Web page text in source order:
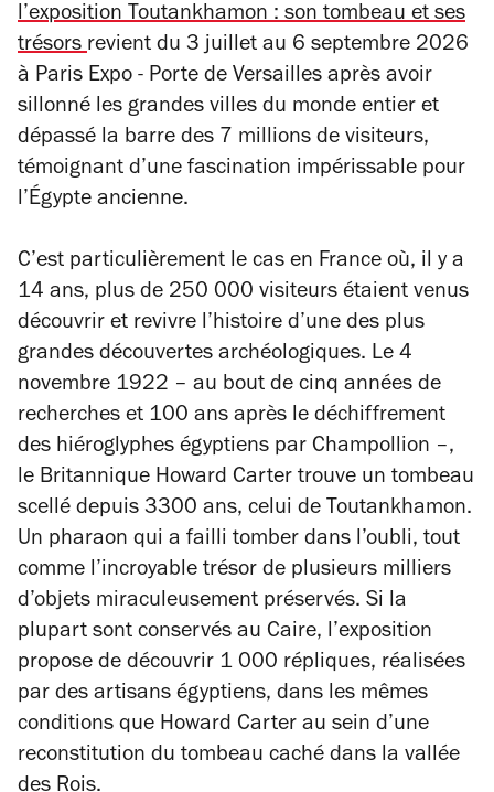
l’expositionToutankhamon : son tombeau et ses
trésorsrevient du 3 juillet au 6 septembre 2026
à Paris Expo - Porte de Versailles après avoir
sillonné les grandes villes du monde entier et
dépassé la barre des 7 millions de visiteurs,
témoignant d’une fascination impérissable pour
l’Égypte ancienne.
C’est particulièrement le cas en France où, il y a
14 ans, plus de 250 000 visiteurs étaient venus
découvrir et revivre l’histoire d’une des plus
grandes découvertes archéologiques. Le 4
novembre 1922 – au bout de cinq années de
recherches et 100 ans après le déchiffrement
des hiéroglyphes égyptiens par Champollion –,
le Britannique Howard Carter trouve un tombeau
scellé depuis 3300 ans, celui de Toutankhamon.
Un pharaon qui a failli tomber dans l’oubli, tout
comme l’incroyable trésor de plusieurs milliers
d’objets miraculeusement préservés. Si la
plupart sont conservés au Caire, l’exposition
propose de découvrir 1 000 répliques, réalisées
par des artisans égyptiens, dans les mêmes
conditions que Howard Carter au sein d’une
reconstitution du tombeau caché dans la vallée